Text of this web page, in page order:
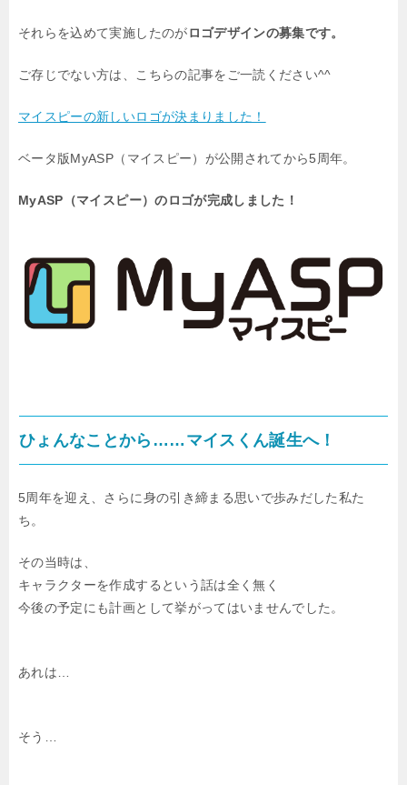
それらを込めて実施したのがロゴデザインの募集です。
ご存じでない方は、こちらの記事をご一読ください^^
マイスピーの新しいロゴが決まりました！
ベータ版MyASP（マイスピー）が公開されてから5周年。
MyASP（マイスピー）のロゴが完成しました！
ひょんなことから……マイスくん誕生へ！
5周年を迎え、さらに身の引き締まる思いで歩みだした私た
ち。
その当時は、
キャラクターを作成するという話は全く無く
今後の予定にも計画として挙がってはいませんでした。
あれは…
そう…